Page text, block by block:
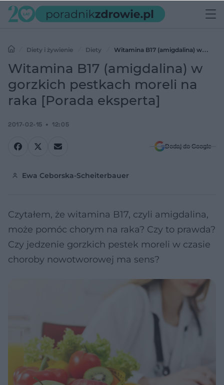
Diety i żywienie Diety
Witamina B17 (amigdalina) w
gorzkich pestkach moreli na raka [Porada eksperta]
Witamina B17 (amigdalina) w
gorzkich pestkach moreli na
raka [Porada eksperta]
2017-02-15 12:05
Dodaj do Google
Ewa Ceborska-Scheiterbauer
Czytałem, że witamina B17, czyli amigdalina,
może pomóc chorym na raka? Czy to prawda?
Czy jedzenie gorzkich pestek moreli w czasie
choroby nowotworowej ma sens?